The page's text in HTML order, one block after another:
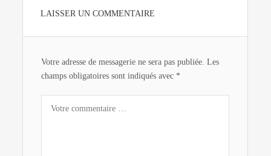
LAISSER UN COMMENTAIRE
Votre adresse de messagerie ne sera pas publiée. Les
champs obligatoires sont indiqués avec *